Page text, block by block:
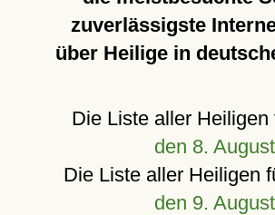
zuverlässigste
über Heilige in
Die Liste aller Heiligen
den 8. August
Die Liste aller Heiligen
den 9. August